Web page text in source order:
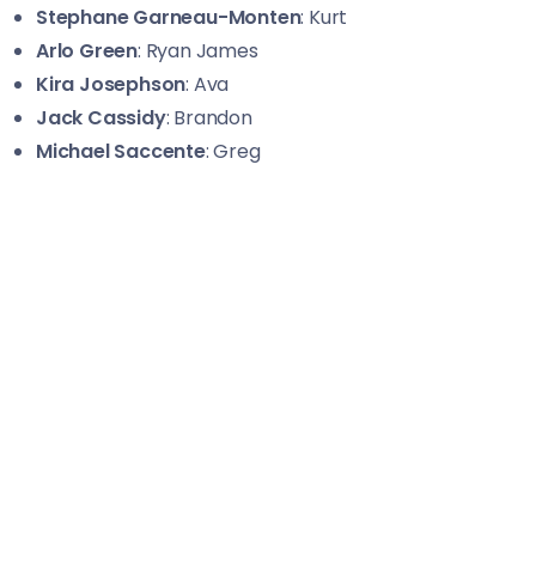
Stephane Garneau-Monten: Kurt
Arlo Green: Ryan James
Kira Josephson: Ava
Jack Cassidy: Brandon
Michael Saccente: Greg